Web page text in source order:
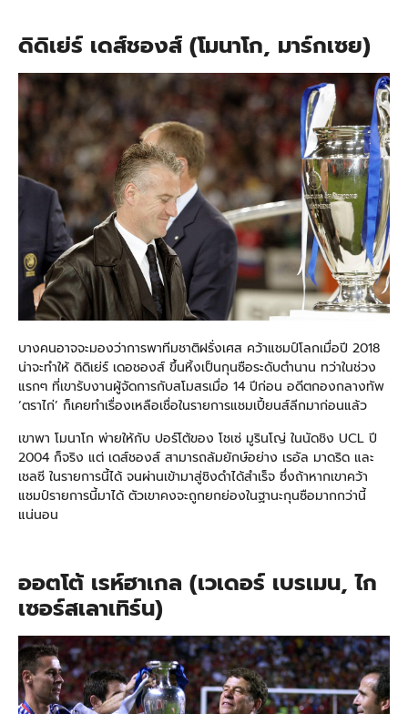
ดิดิเย่ร์ เดส์ชองส์ (โมนาโก, มาร์กเซย)
บางคนอาจจะมองว่าการพาทีมชาติฝรั่งเศส คว้าแชมป์โลกเมื่อปี 2018
น่าจะทำให้ ดิดิเย่ร์ เดอชองส์ ขึ้นหิ้งเป็นกุนซือระดับตำนาน ทว่าในช่วง
แรกๆ ที่เขารับงานผู้จัดการกับสโมสรเมื่อ 14 ปีก่อน อดีตกองกลางทัพ
‘ตราไก่’ ก็เคยทำเรื่องเหลือเชื่อในรายการแชมเปี้ยนส์ลีกมาก่อนแล้ว
เขาพา โมนาโก พ่ายให้กับ ปอร์โต้ของ โชเซ่ มูรินโญ่ ในนัดชิง UCL ปี
2004 ก็จริง แต่ เดส์ชองส์ สามารถล้มยักษ์อย่าง เรอัล มาดริด และ
เชลซี ในรายการนี้ได้ จนผ่านเข้ามาสู่ชิงดำได้สำเร็จ ซึ่งถ้าหากเขาคว้า
แชมป์รายการนี้มาได้ ตัวเขาคงจะถูกยกย่องในฐานะกุนซือมากกว่านี้
แน่นอน
ออตโต้ เรห์ฮาเกล (เวเดอร์ เบรเมน, ไก
เซอร์สเลาเทิร์น)